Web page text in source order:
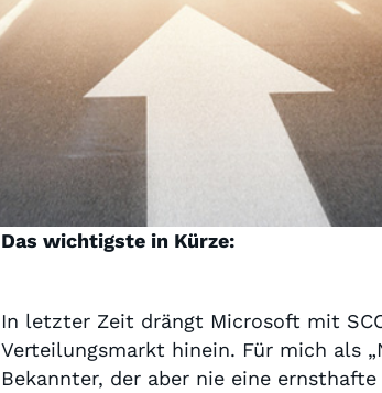
Das wichtigste in Kürze:
In letzter Zeit drängt Microsoft mit
Verteilungsmarkt hinein. Für mich als
Bekannter, der aber nie eine